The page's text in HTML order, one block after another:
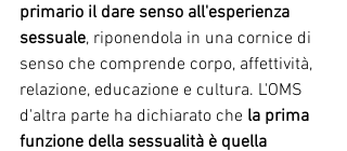
primario il dare senso all'esperienza
sessuale, riponendola in una cornice di
senso che comprende corpo, affettività,
relazione, educazione e cultura. L'OMS
d'altra parte ha dichiarato che la prima
funzione della sessualità è quella